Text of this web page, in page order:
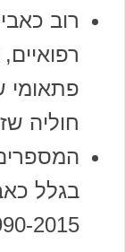
רוב
חוליה
2015.